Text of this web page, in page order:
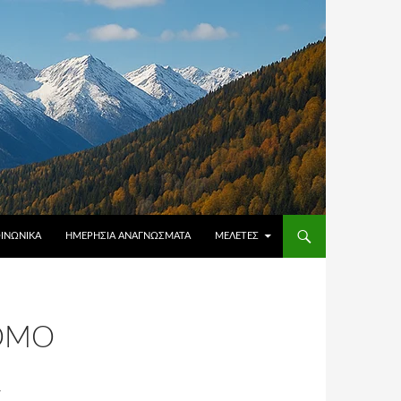
ΗΜΕΡΉΣΙΑ ΑΝΑΓΝΏΣΜΑΤΑ ΜΕΛΈΤΕΣ